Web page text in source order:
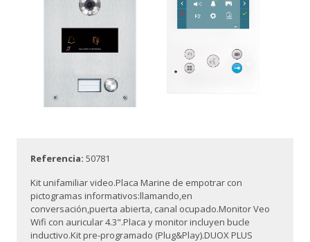
Referencia: 50781
Kit unifamiliar video.Placa Marine de empotrar con
pictogramas informativos:llamando,en
conversación,puerta abierta, canal ocupado.Monitor Veo
Wifi con auricular 4.3".Placa y monitor incluyen bucle
inductivo.Kit pre-programado (Plug&Play).DUOX PLUS